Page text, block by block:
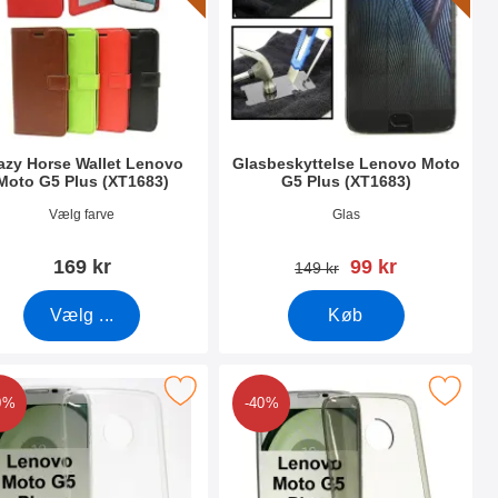
Horse Wallet Lenovo
G5 Plus (XT1683)
27538Vælg farve
169 kr
Vælg ...
Glasbeskyttelse Lenovo Moto
G5 Plus (XT1683)
Glas
pris
149 kr pris
99 kr
Køb
som favorit
TPU Cover Lenovo Moto G5 Plus (XT1683) som favorit
-40%
Marker ultra Thin TPU Cover Lenovo